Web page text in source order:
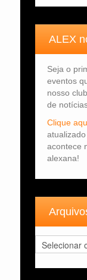
ALEX
Seja o
eventos
nosso
de
Clique
acontece
alexana!
Arquivos